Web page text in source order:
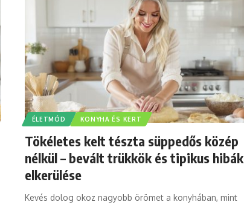
ÉLETMÓD KONYHA ÉS KERT
Tökéletes kelt tészta süppedős közép
nélkül – bevált trükkök és tipikus hibák
elkerülése
Kevés dolog okoz nagyobb örömet a konyhában, mint